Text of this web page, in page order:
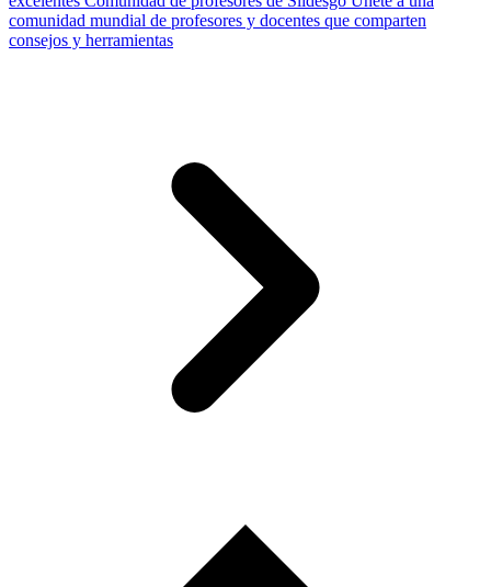
comunidad mundial de profesores y docentes que comparten
consejos y herramientas